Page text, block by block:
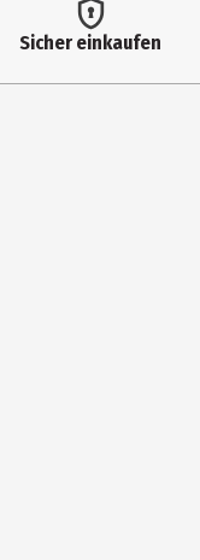
Sicher einkaufen